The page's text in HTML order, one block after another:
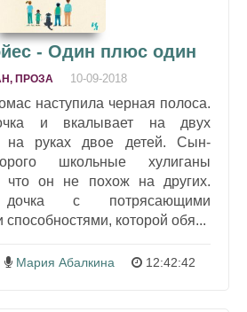
- Один плюс один
ПРОЗА 10-09-2018
наступила черная полоса.
и вкалывает на двух
на руках двое детей. Сын-
школьные хулиганы
что он не похож на других.
дочка с потрясающими
способностями, которой обя...
Мария Абалкина 12:42:42